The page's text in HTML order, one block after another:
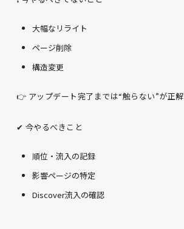
大幅なリライト
ページ削除
構造変更
👉 アップデート完了までは“触らない”が正解
✔ 今やるべきこと
順位・流入の記録
影響ページの特定
Discover流入の確認